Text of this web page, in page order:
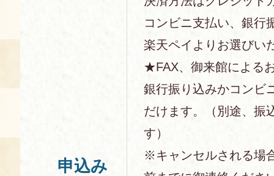
申込み
コンビニ支払い、銀行
楽天ペイよりお選びい
★FAX、御来館による
銀行振り込みかコンビ
だけます。（別途、振
す）
※キャンセルされる場